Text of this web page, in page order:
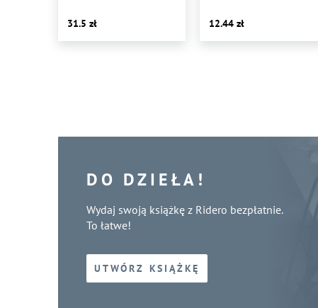
31.5 12.44
DO DZIEŁA!
Wydaj swoją książkę z Ridero bezpłatnie.
To łatwe!
UTWÓRZ KSIĄŻKĘ